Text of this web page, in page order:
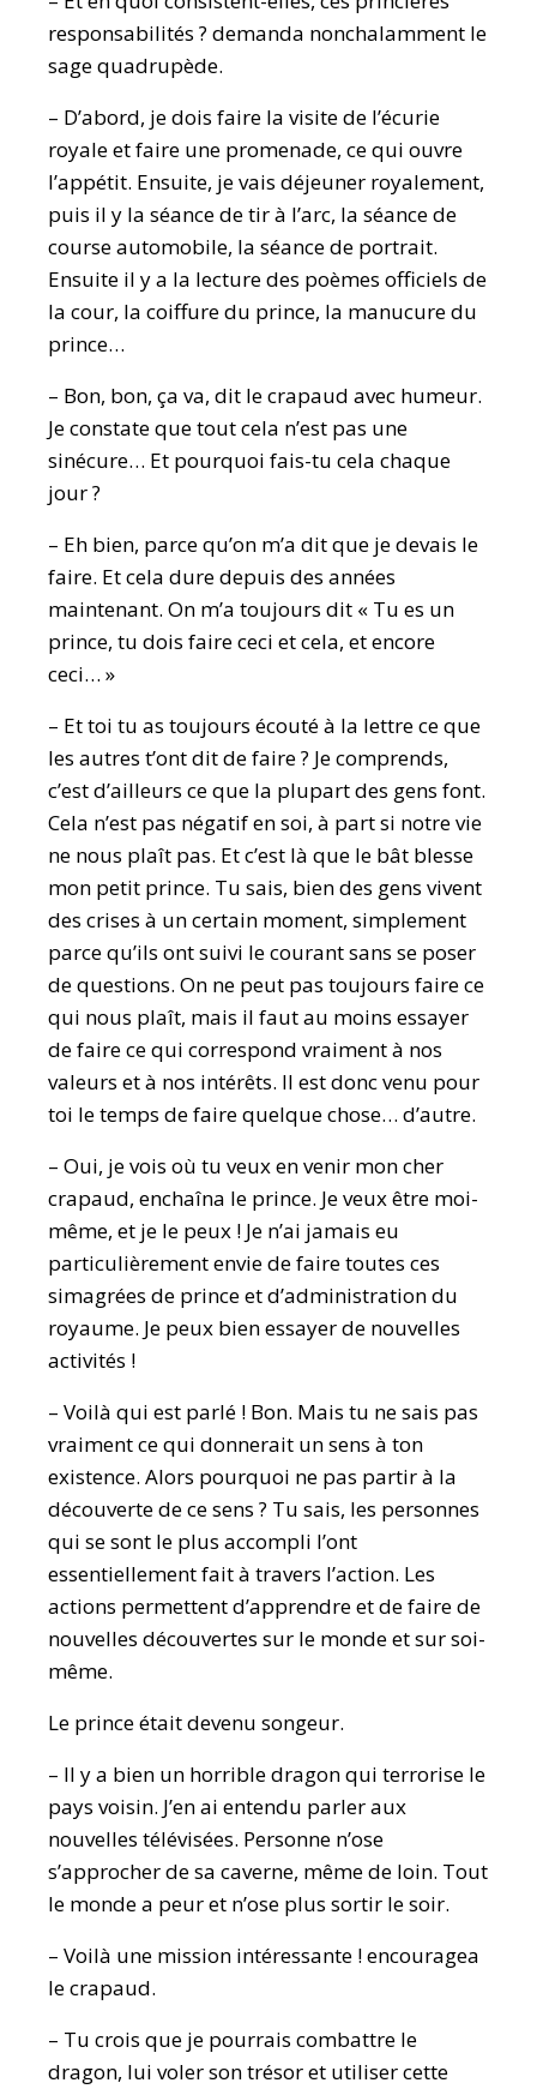
responsabilités ? demanda nonchalamment le
sage quadrupède.
– D’abord, je dois faire la visite de l’écurie
royale et faire une promenade, ce qui ouvre
l’appétit. Ensuite, je vais déjeuner royalement,
puis il y la séance de tir à l’arc, la séance de
course automobile, la séance de portrait.
Ensuite il y a la lecture des poèmes officiels de
la cour, la coiffure du prince, la manucure du
prince…
– Bon, bon, ça va, dit le crapaud avec humeur.
Je constate que tout cela n’est pas une
sinécure… Et pourquoi fais-tu cela chaque
jour ?
– Eh bien, parce qu’on m’a dit que je devais le
faire. Et cela dure depuis des années
maintenant. On m’a toujours dit « Tu es un
prince, tu dois faire ceci et cela, et encore
ceci… »
– Et toi tu as toujours écouté à la lettre ce que
les autres t’ont dit de faire ? Je comprends,
c’est d’ailleurs ce que la plupart des gens font.
Cela n’est pas négatif en soi, à part si notre vie
ne nous plaît pas. Et c’est là que le bât blesse
mon petit prince. Tu sais, bien des gens vivent
des crises à un certain moment, simplement
parce qu’ils ont suivi le courant sans se poser
de questions. On ne peut pas toujours faire ce
qui nous plaît, mais il faut au moins essayer
de faire ce qui correspond vraiment à nos
valeurs et à nos intérêts. Il est donc venu pour
toi le temps de faire quelque chose… d’autre.
– Oui, je vois où tu veux en venir mon cher
crapaud, enchaîna le prince. Je veux être moi-
même, et je le peux ! Je n’ai jamais eu
particulièrement envie de faire toutes ces
simagrées de prince et d’administration du
royaume. Je peux bien essayer de nouvelles
activités !
– Voilà qui est parlé ! Bon. Mais tu ne sais pas
vraiment ce qui donnerait un sens à ton
existence. Alors pourquoi ne pas partir à la
découverte de ce sens ? Tu sais, les personnes
qui se sont le plus accompli l’ont
essentiellement fait à travers l’action. Les
actions permettent d’apprendre et de faire de
nouvelles découvertes sur le monde et sur soi-
même.
Le prince était devenu songeur.
– Il y a bien un horrible dragon qui terrorise le
pays voisin. J’en ai entendu parler aux
nouvelles télévisées. Personne n’ose
s’approcher de sa caverne, même de loin. Tout
le monde a peur et n’ose plus sortir le soir.
– Voilà une mission intéressante ! encouragea
le crapaud.
– Tu crois que je pourrais combattre le
dragon, lui voler son trésor et utiliser cette